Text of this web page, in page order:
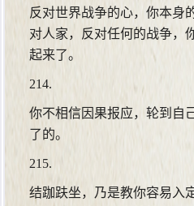
反对世界战争的心，你本身
对人家，反对任何的战争，
起来了。
214.
你不相信因果报应，轮到自
了的。
215.
结跏趺坐，乃是教你容易入